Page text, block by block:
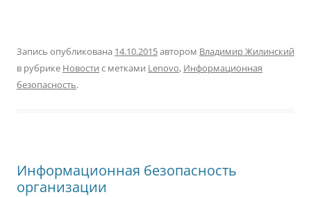
Запись опубликована 14.10.2015автором Владимир Жилинский
в рубрике Новости с метками Lenovo, Информационная
безопасность.
Информационная безопасность
организации